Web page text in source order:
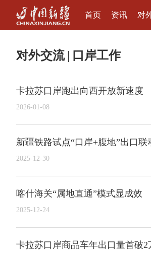
首页 资讯 对
对外交流 | 口岸工作
卡拉苏口岸跑出向西开放新速度
2026-01-08
新疆铁路试点“口岸+腹地”出口联
2025-12-30
喀什海关“属地直通”模式显成效
2025-12-24
卡拉苏口岸商品车年出口量首破2